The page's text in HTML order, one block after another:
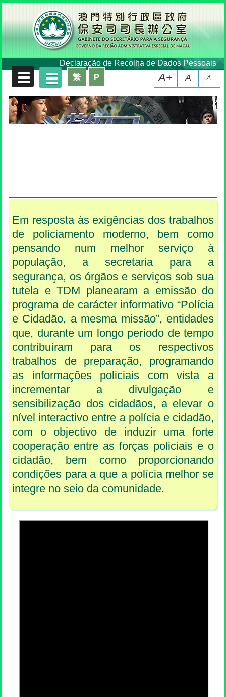
Declaração de Recolha de Dados Pessoais
A-
A
A+
繁 P
Em resposta às exigências dos trabalhos
de policiamento moderno, bem como
pensando num melhor serviço à
população, a secretaria para a
segurança, os órgãos e serviços sob sua
tutela e TDM planearam a emissão do
programa de carácter informativo “Polícia
e Cidadão, a mesma missão”, entidades
que, durante um longo período de tempo
contribuíram para os respectivos
trabalhos de preparação, programando
as informações policiais com vista a
incrementar a divulgação e
sensibilização dos cidadãos, a elevar o
nível interactivo entre a polícia e cidadão,
com o objectivo de induzir uma forte
cooperação entre as forças policiais e o
cidadão, bem como proporcionando
condições para a que a polícia melhor se
integre no seio da comunidade.